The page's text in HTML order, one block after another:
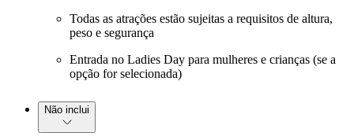
Todas as atrações estão sujeitas a requisitos de altura,
peso e segurança
Entrada no Ladies Day para mulheres e crianças (se a
opção for selecionada)
Não inclui